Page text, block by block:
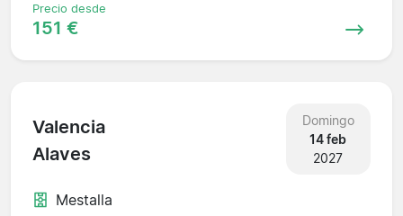
Precio desde
151 €
Valencia
Alaves
Domingo
14 feb
2027
Mestalla